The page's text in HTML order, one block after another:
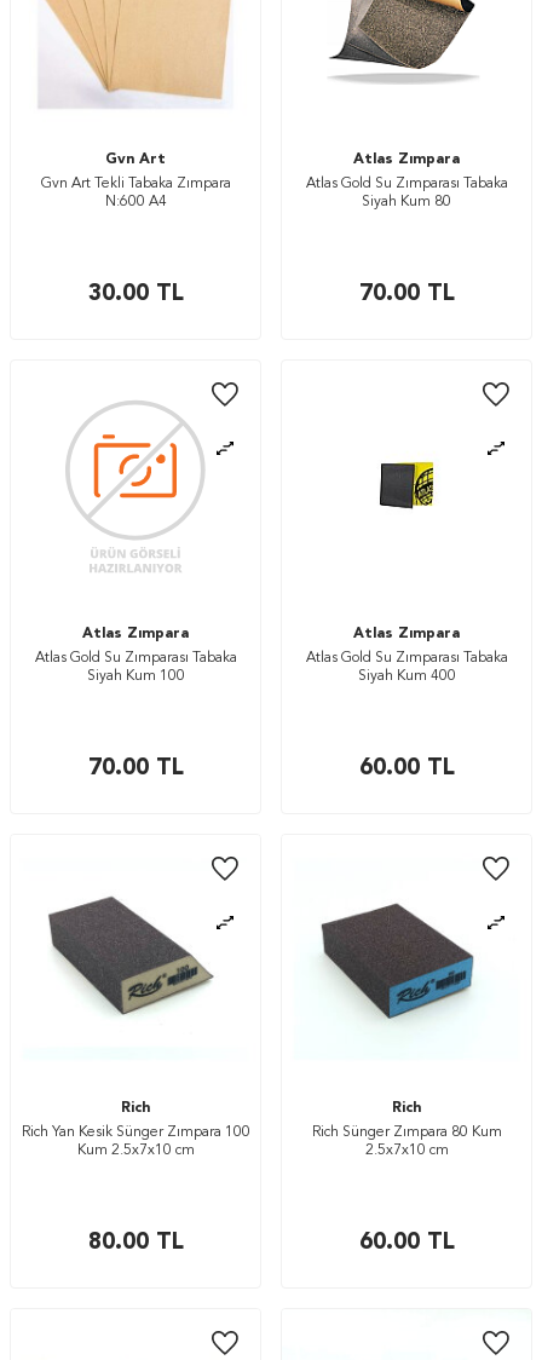
Gvn Art
Gvn Art Tekli Tabaka Zımpara
N:600 A4
30.00TL
Atlas Zımpara
Atlas Gold Su Zımparası Tabaka
Siyah Kum 80
70.00TL
Atlas Zımpara
Atlas Gold Su Zımparası Tabaka
Siyah Kum 100
70.00TL
Atlas Zımpara
Atlas Gold Su Zımparası Tabaka
Siyah Kum 400
60.00TL
Rich
Rich Yan Kesik Sünger Zımpara 100
Kum 2.5x7x10 cm
80.00TL
Rich
Rich Sünger Zımpara 80 Kum
2.5x7x10 cm
60.00TL